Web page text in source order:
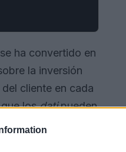
se ha convertido en
la inversión
cliente en cada
que losdatipueden
cliente en una
del